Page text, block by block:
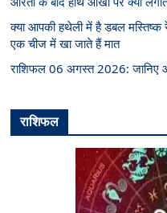
क्या आपकी हथेली में है डबल
एक चीज में खा जाते हैं मात
राशिफल 06 अगस्त 2026: जानिए
राशिफल